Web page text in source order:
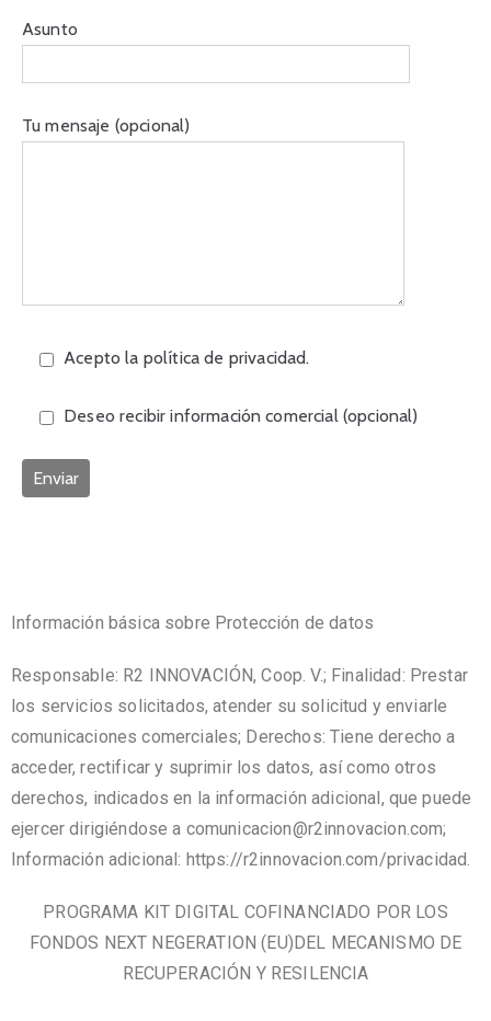
Asunto
Tu mensaje (opcional)
Acepto la política de privacidad.
Deseo recibir información comercial (opcional)
Información básica sobre Protección de datos
Responsable: R2 INNOVACIÓN, Coop. V.; Finalidad: Prestar
los servicios solicitados, atender su solicitud y enviarle
comunicaciones comerciales; Derechos: Tiene derecho a
acceder, rectificar y suprimir los datos, así como otros
derechos, indicados en la información adicional, que puede
ejercer dirigiéndose a comunicacion@r2innovacion.com;
Información adicional: https://r2innovacion.com/privacidad.
PROGRAMA KIT DIGITAL COFINANCIADO POR LOS
FONDOS NEXT NEGERATION (EU)DEL MECANISMO DE
RECUPERACIÓN Y RESILENCIA